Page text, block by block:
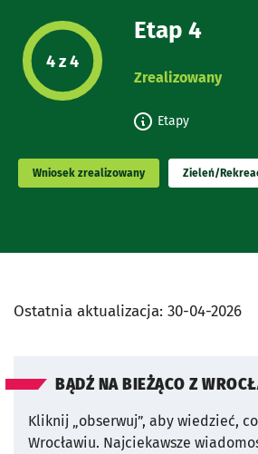
Etap projektu:
4 z 4
Etap 4
Zrealizowany
Etapy
Wniosek zrealizowany Zieleń/
Ostatnia aktualizacja: 30-04-2026
BĄDŹ NA BIEŻĄCO Z
Kliknij „obserwuj”, aby wiedzieć,
Wrocławiu. Najciekawsze